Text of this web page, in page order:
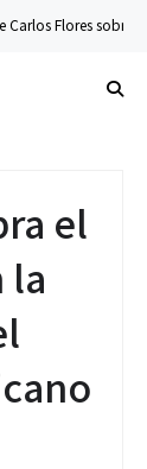
Flores sobre fe y
el
la